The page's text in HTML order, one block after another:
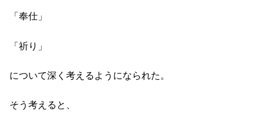
「奉仕」
「祈り」
について深く考えるようになられた。
そう考えると、